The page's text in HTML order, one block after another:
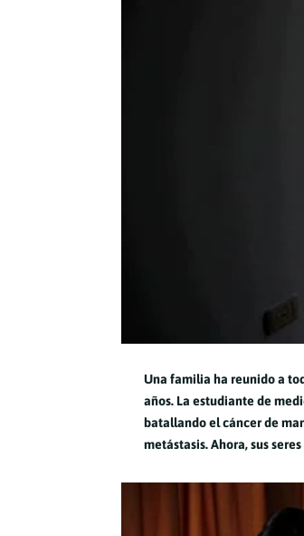
Una familia ha reunido a
años. La estudiante de
batallando el cáncer de
metástasis. Ahora, sus